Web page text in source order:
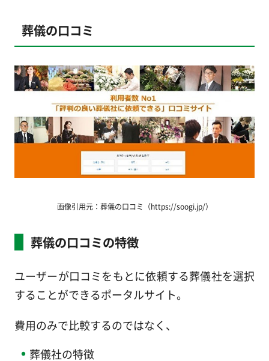
葬儀の口コミ
画像引用元：葬儀の口コミ（https://soogi.jp/）
葬儀の口コミの特徴
ユーザーが口コミをもとに依頼する葬儀社を選択
することができるポータルサイト。
費用のみで比較するのではなく、
葬儀社の特徴